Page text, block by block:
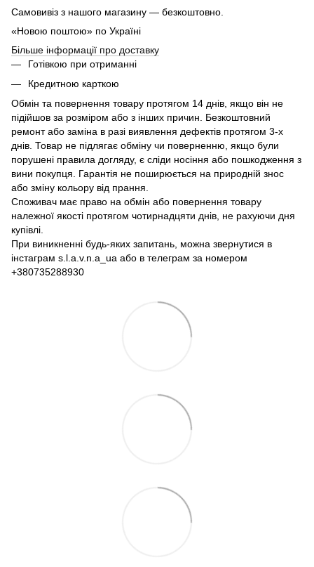
Самовивіз з нашого магазину — безкоштовно.
«Новою поштою» по Україні
Більше інформації про доставку
Готівкою при отриманні
Кредитною карткою
Обмін та повернення товару протягом 14 днів, якщо він не
підійшов за розміром або з інших причин. Безкоштовний
ремонт або заміна в разі виявлення дефектів протягом 3-х
днів. Товар не підлягає обміну чи поверненню, якщо були
порушені правила догляду, є сліди носіння або пошкодження з
вини покупця. Гарантія не поширюється на природній знос
або зміну кольору від прання.
Споживач має право на обмін або повернення товару
належної якості протягом чотирнадцяти днів, не рахуючи дня
купівлі.
При виникненні будь-яких запитань, можна звернутися в
інстаграм s.l.a.v.n.a_ua або в телеграм за номером
+380735288930